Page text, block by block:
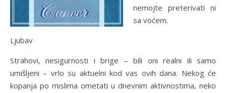
nemojte preterivati ni
sa voćem.
Ljubav
Strahovi, nesigurnosti i brige – bili oni realni ili samo
umišljeni – vrlo su aktuelni kod vas ovih dana. Nekog će
kopanja po mislima ometati u dnevnim aktivnostima, neko